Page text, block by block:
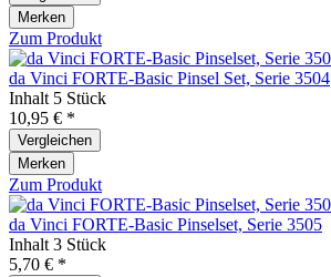
Merken
Zum Produkt
da Vinci FORTE-Basic Pinsel Set, Serie 3504
Inhalt 5 Stück
10,95 € *
Vergleichen
Merken
Zum Produkt
da Vinci FORTE-Basic Pinselset, Serie 3505
Inhalt 3 Stück
5,70 € *